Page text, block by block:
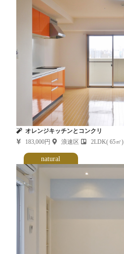
オレンジキッチンとコンクリ
183,000円
浪速区 2LDK( 65㎡)
natural